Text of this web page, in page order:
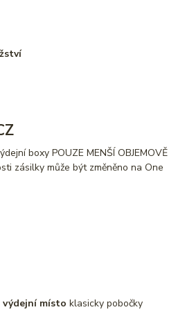
boxy POUZE MENŠÍ OBJEMOVĚ
zásilky může být změněno na One
výdejní místoklasicky pobočky